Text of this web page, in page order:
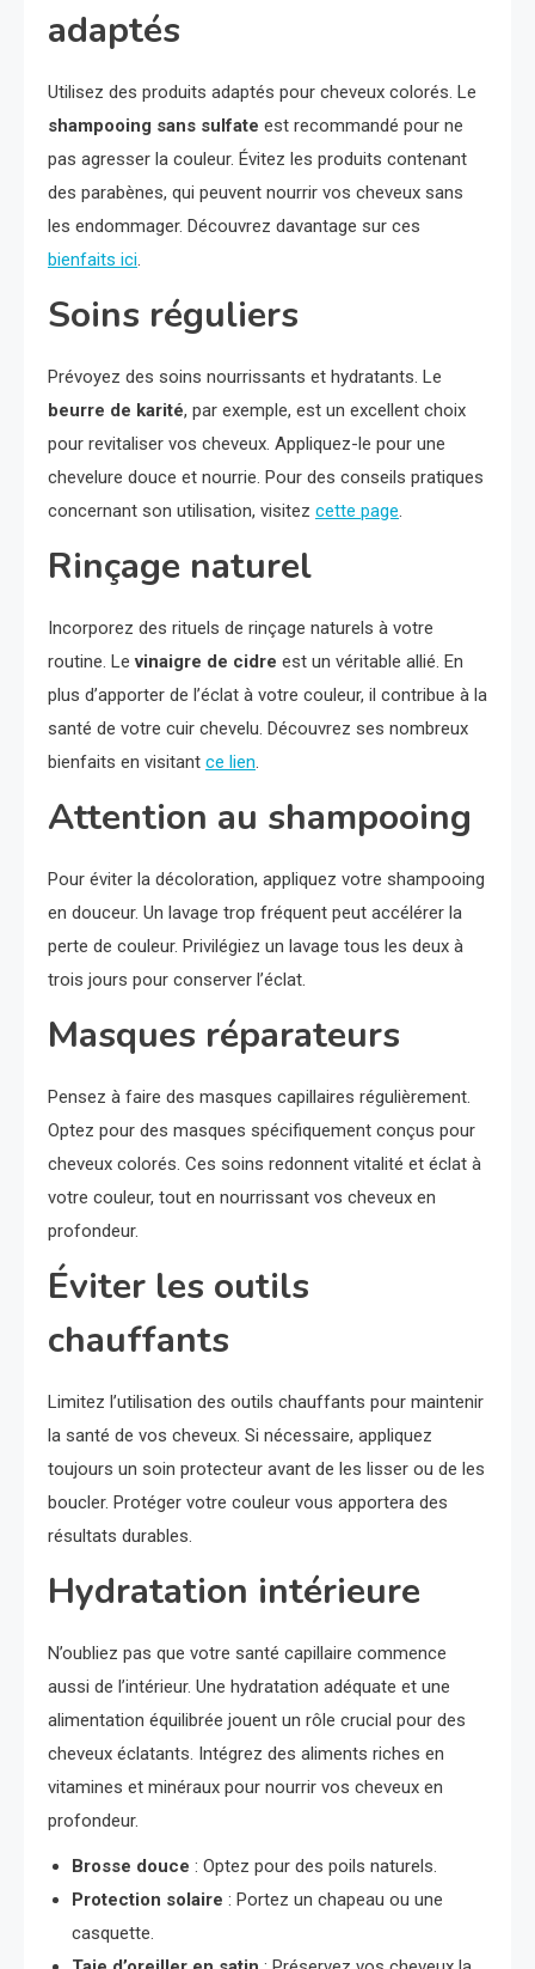
adaptés
Utilisez des produits adaptés pour cheveux colorés. Le
shampooing sans sulfate est recommandé pour ne
pas agresser la couleur. Évitez les produits contenant
des parabènes, qui peuvent nourrir vos cheveux sans
les endommager. Découvrez davantage sur ces
bienfaits ici
Soins réguliers
Prévoyez des soins nourrissants et hydratants. Le
beurre de karité, par exemple, est un excellent choix
pour revitaliser vos cheveux. Appliquez-le pour une
chevelure douce et nourrie. Pour des conseils pratiques
concernant son utilisation, visitez cette page
Rinçage naturel
Incorporez des rituels de rinçage naturels à votre
routine. Levinaigre de cidre est un véritable allié. En
plus d’apporter de l’éclat à votre couleur, il contribue à la
santé de votre cuir chevelu. Découvrez ses nombreux
bienfaits en visitant ce lien
Attention au shampooing
Pour éviter la décoloration, appliquez votre shampooing
en douceur. Un lavage trop fréquent peut accélérer la
perte de couleur. Privilégiez un lavage tous les deux à
trois jours pour conserver l’éclat.
Masques réparateurs
Pensez à faire des masques capillaires régulièrement.
Optez pour des masques spécifiquement conçus pour
cheveux colorés. Ces soins redonnent vitalité et éclat à
votre couleur, tout en nourrissant vos cheveux en
profondeur.
Éviter les outils
chauffants
Limitez l’utilisation des outils chauffants pour maintenir
la santé de vos cheveux. Si nécessaire, appliquez
toujours un soin protecteur avant de les lisser ou de les
boucler. Protéger votre couleur vous apportera des
résultats durables.
Hydratation intérieure
N’oubliez pas que votre santé capillaire commence
aussi de l’intérieur. Une hydratation adéquate et une
alimentation équilibrée jouent un rôle crucial pour des
cheveux éclatants. Intégrez des aliments riches en
vitamines et minéraux pour nourrir vos cheveux en
profondeur.
Brosse douce : Optez pour des poils naturels.
Protection solaire : Portez un chapeau ou une
casquette.